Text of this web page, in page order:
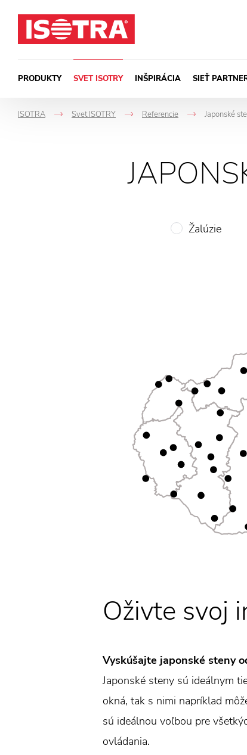
PRODUKTY SVET ISOTRY INŠPIRÁCIA SIEŤ
ISOTRA
->
Svet ISOTRY
->
Referencie
->
Japonské
Žalúzie
Oživte svoj
Vyskúšajte japonské steny
Japonské steny sú ideálnym
okná, tak s nimi napríklad
sú ideálnou voľbou pre
ovládania.